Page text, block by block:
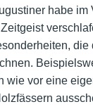
habe im
die
wie vor eine